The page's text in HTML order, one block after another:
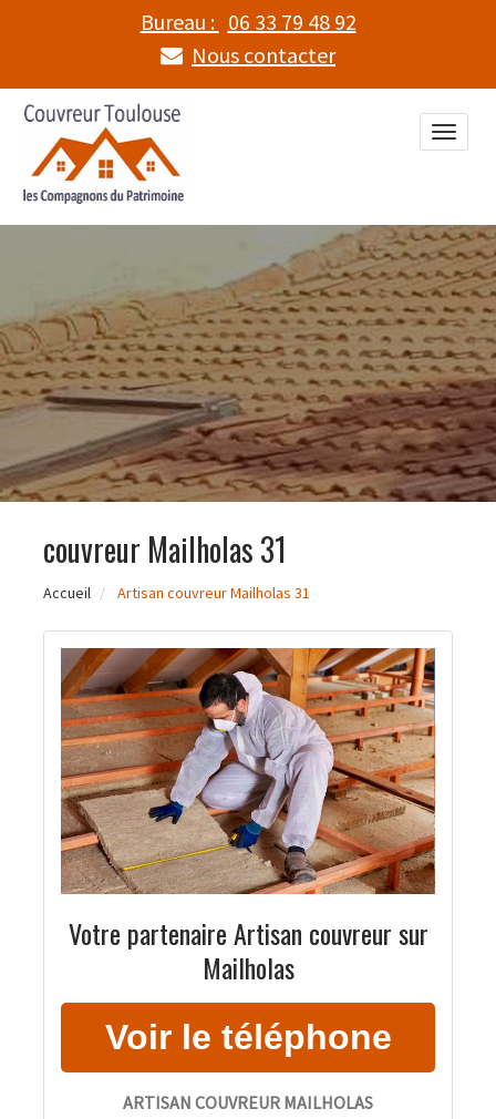
Bureau : 06 33 79 48 92
Nous contacter
Toggle
couvreur Mailholas 31
Accueil Artisan couvreur Mailholas 31
Votre partenaire Artisan couvreur sur
Mailholas
ARTISAN COUVREUR MAILHOLAS